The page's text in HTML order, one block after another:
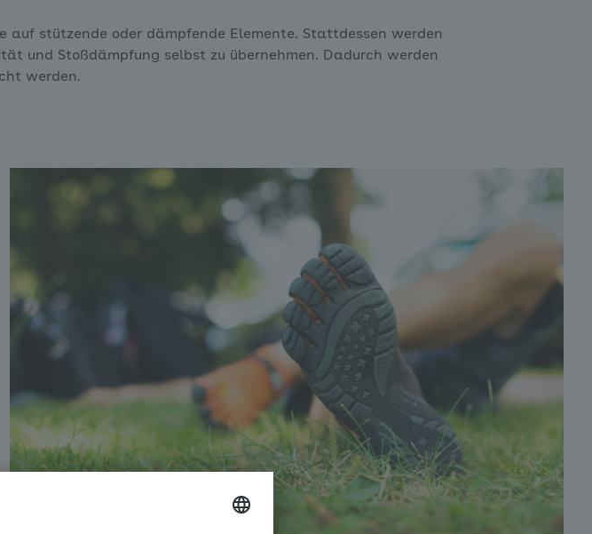
auf stützende oder dämpfende Elemente. Stattdessen werden
und Stoßdämpfung selbst zu übernehmen. Dadurch werden
werden.